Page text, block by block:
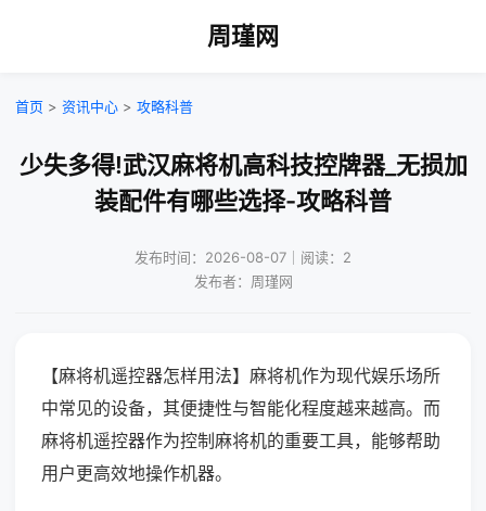
周瑾网
首页 > 资讯中心 > 攻略科普
少失多得!武汉麻将机高科技控牌器_无损加
装配件有哪些选择-攻略科普
发布时间：2026-08-07｜阅读：2
发布者：周瑾网
【麻将机遥控器怎样用法】麻将机作为现代娱乐场所
中常见的设备，其便捷性与智能化程度越来越高。而
麻将机遥控器作为控制麻将机的重要工具，能够帮助
用户更高效地操作机器。